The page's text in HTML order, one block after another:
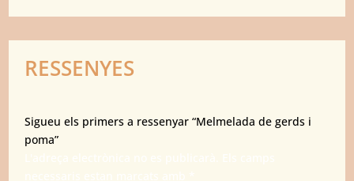
RESSENYES
Sigueu els primers a ressenyar “Melmelada de gerds i
poma”